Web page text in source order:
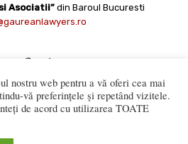
Asociatii” din Baroul Bucuresti
nostru web pentru a vă oferi cea mai
vă preferințele și repetând vizitele.
de acord cu utilizarea TOATE